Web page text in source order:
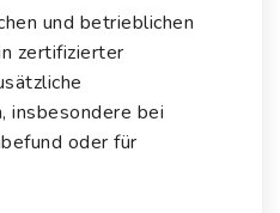
und betrieblichen
zertifizierter
insbesondere bei
oder für